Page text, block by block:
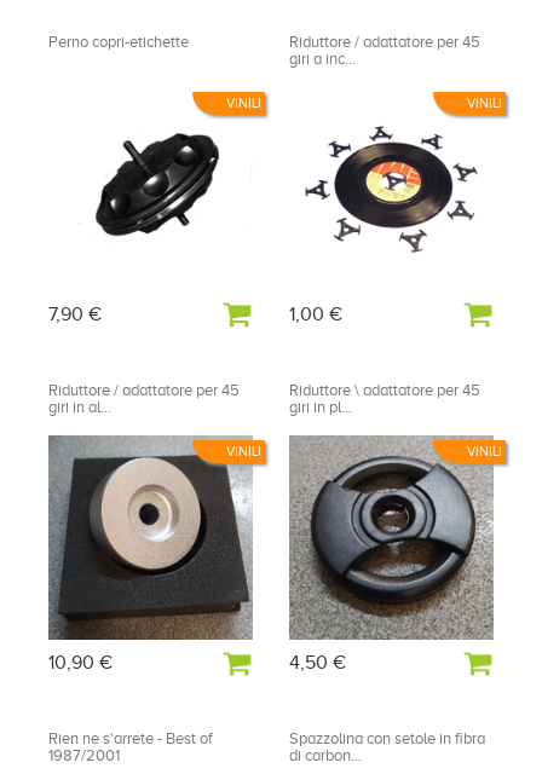
VINILI
Perno copri-etichette
7,90 €
VINILI
Riduttore / adattatore per 45
giri a inc...
1,00 €
VINILI
Riduttore / adattatore per 45
giri in al...
10,90 €
VINILI
Riduttore \ adattatore per 45
giri in pl...
4,50 €
Rien ne s'arrete - Best of
1987/2001
Spazzolina con setole in fibra
di carbon...